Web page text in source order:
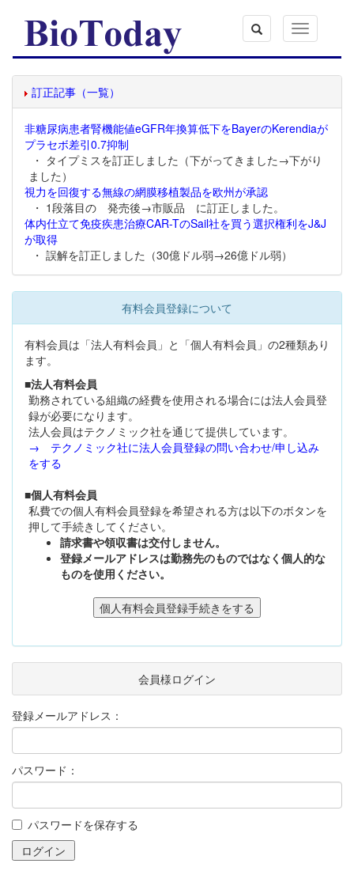
Toggle
navigation
訂正記事（一覧）
非糖尿病患者腎機能値eGFR年換算低下をBayerのKerendiaが
プラセボ差引0.7抑制
・ タイプミスを訂正しました（下がってきました→下がり
ました）
視力を回復する無線の網膜移植製品を欧州が承認
・ 1段落目の 発売後→市販品 に訂正しました。
体内仕立て免疫疾患治療CAR-TのSail社を買う選択権利をJ&J
が取得
・ 誤解を訂正しました（30億ドル弱→26億ドル弱）
有料会員登録について
有料会員は「法人有料会員」と「個人有料会員」の2種類あり
ます。
■法人有料会員
勤務されている組織の経費を使用される場合には法人会員登
録が必要になります。
法人会員はテクノミック社を通じて提供しています。
→ テクノミック社に法人会員登録の問い合わせ/申し込み
をする
■個人有料会員
私費での個人有料会員登録を希望される方は以下のボタンを
押して手続きしてください。
請求書や領収書は交付しません。
登録メールアドレスは勤務先のものではなく個人的な
ものを使用ください。
会員様ログイン
登録メールアドレス：
パスワード：
パスワードを保存する